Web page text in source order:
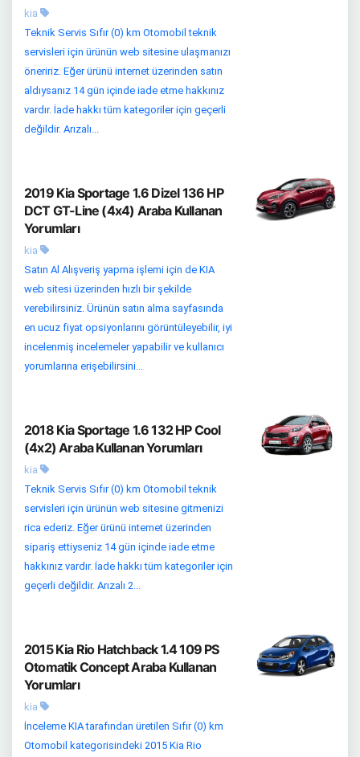
kia
Teknik Servis Sıfır (0) km Otomobil teknik
servisleri için ürünün web sitesine ulaşmanızı
öneririz. Eğer ürünü internet üzerinden satın
aldıysanız 14 gün içinde iade etme hakkınız
vardır. İade hakkı tüm kategoriler için geçerli
değildir. Arızalı...
2019 Kia Sportage 1.6 Dizel 136 HP
DCT GT-Line (4x4) Araba Kullanan
Yorumları
kia
Satın Al Alışveriş yapma işlemi için de KIA
web sitesi üzerinden hızlı bir şekilde
verebilirsiniz. Ürünün satın alma sayfasında
en ucuz fiyat opsiyonlarını görüntüleyebilir, iyi
incelenmiş incelemeler yapabilir ve kullanıcı
yorumlarına erişebilirsini...
2018 Kia Sportage 1.6 132 HP Cool
(4x2) Araba Kullanan Yorumları
kia
Teknik Servis Sıfır (0) km Otomobil teknik
servisleri için ürünün web sitesine gitmenizi
rica ederiz. Eğer ürünü internet üzerinden
sipariş ettiyseniz 14 gün içinde iade etme
hakkınız vardır. İade hakkı tüm kategoriler için
geçerli değildir. Arızalı 2...
2015 Kia Rio Hatchback 1.4 109 PS
Otomatik Concept Araba Kullanan
Yorumları
kia
İnceleme KIA tarafından üretilen Sıfır (0) km
Otomobil kategorisindeki 2015 Kia Rio